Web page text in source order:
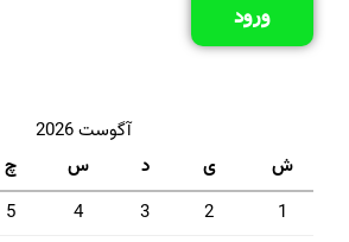
ورود
آگوست 2026
ش
ی د س چ
1
2
3
4
5